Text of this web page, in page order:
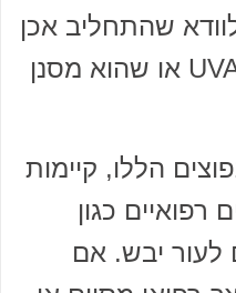
שהתחליב אכן
מכיל הגנה מפני UVA/UVB או שהוא מסנן
הללו, קיימות
רפואיים כגון
לעור יבש. אם